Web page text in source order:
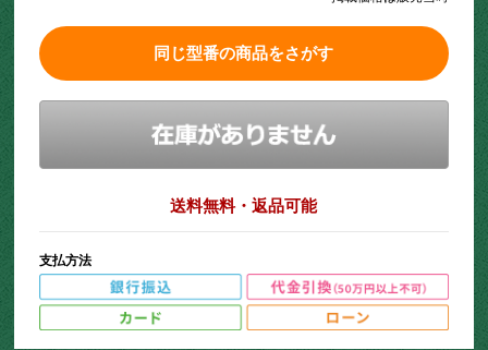
同じ型番の商品をさがす
送料無料・返品可能
支払方法